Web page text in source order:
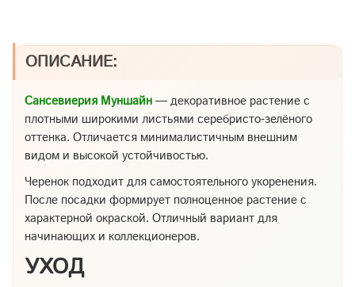
ОПИСАНИЕ:
Сансевиерия Муншайн — декоративное растение с
плотными широкими листьями серебристо-зелёного
оттенка. Отличается минималистичным внешним
видом и высокой устойчивостью.
Черенок подходит для самостоятельного укоренения.
После посадки формирует полноценное растение с
характерной окраской. Отличный вариант для
начинающих и коллекционеров.
УХОД